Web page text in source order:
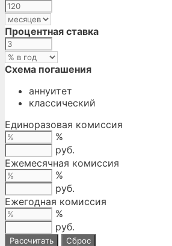
Процентная ставка
Схема погашения
аннуитет
классический
Единоразовая комиссия
%
руб.
Ежемесячная комиссия
%
руб.
Ежегодная комиссия
%
руб.